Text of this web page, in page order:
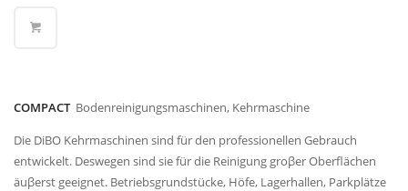
COMPACT Bodenreinigungsmaschinen, Kehrmaschine
Die DiBO Kehrmaschinen sind für den professionellen Gebrauch
entwickelt. Deswegen sind sie für die Reinigung groβer Oberflächen
äuβerst geeignet. Betriebsgrundstücke, Höfe, Lagerhallen, Parkplätze